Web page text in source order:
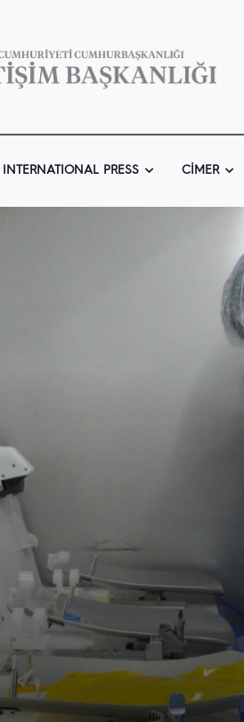
INTERNATIONAL PRESS CIMER